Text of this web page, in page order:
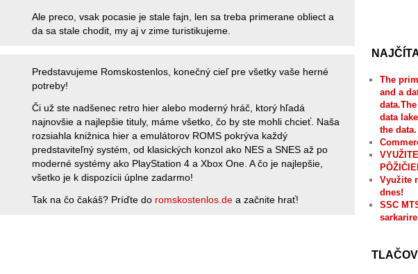
Ale preco, vsak pocasie je stale fajn, len sa treba primerane obliect a
da sa stale chodit, my aj v zime turistikujeme.
Predstavujeme Romskostenlos, konečný cieľ pre všetky vaše herné
potreby!
Či už ste nadšenec retro hier alebo moderný hráč, ktorý hľadá
najnovšie a najlepšie tituly, máme všetko, čo by ste mohli chcieť. Naša
rozsiahla knižnica hier a emulátorov ROMS pokrýva každý
predstaviteľný systém, od klasických konzol ako NES a SNES až po
moderné systémy ako PlayStation 4 a Xbox One. A čo je najlepšie,
všetko je k dispozícii úplne zadarmo!
Tak na čo čakáš? Príďte do romskostenlos.de a začnite hrať!
The
and a
data
the data.
Využite
dnes!
SSC